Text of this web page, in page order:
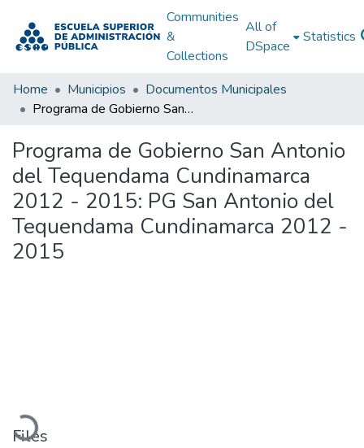
Communities
&
Collections
All of
DSpace
Statistics
Home Municipios
Documentos Municipales
Programa de Gobierno San Antonio del Tequendama Cundinamarca 2012 - 2015: PG San Antonio del Tequendama Cundinamarca 2012 - 2015
Programa de Gobierno San Antonio
del Tequendama Cundinamarca
2012 - 2015: PG San Antonio del
Tequendama Cundinamarca 2012 -
2015
Loading...
Files